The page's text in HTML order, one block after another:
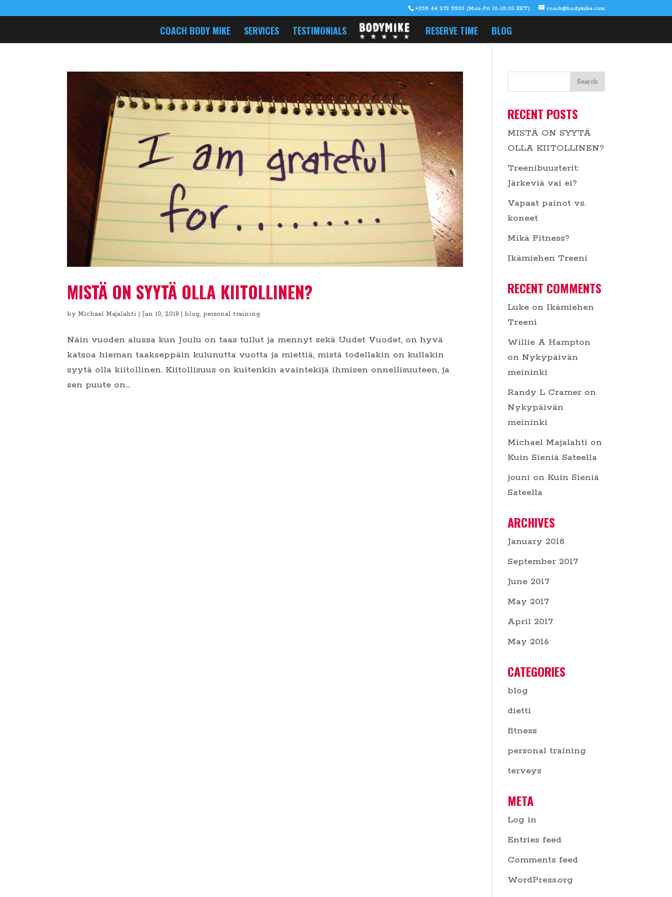
+358 44 273 5503 (Mon-Fri 10-18:00 EET) coach@bodymike.com
COACH BODY MIKE SERVICES TESTIMONIALS RESERVE TIME BLOG
MISTÄ ON SYYTÄ OLLA KIITOLLINEN?
by Michael Majalahti | Jan 10, 2018 | blog, personal training
Näin vuoden alussa kun Joulu on taas tullut ja mennyt sekä Uudet Vuodet, on hyvä
katsoa hieman taakseppäin kulunutta vuotta ja miettiä, mistä todellakin on kullakin
syytä olla kiitollinen. Kiitollisuus on kuitenkin avaintekijä ihmisen onnellisuuteen, ja
sen puute on...
RECENT POSTS
MISTÄ ON SYYTÄ
OLLA KIITOLLINEN?
Treenibuusterit:
Järkeviä vai ei?
Vapaat painot vs.
koneet
Mikä Fitness?
Ikämiehen Treeni
RECENT COMMENTS
Luke on Ikämiehen
Treeni
Willie A Hampton
on Nykypäivän
meininki
Randy L Cramer on
Nykypäivän
meininki
Michael Majalahti on
Kuin Sieniä Sateella
jouni on Kuin Sieniä
Sateella
ARCHIVES
January 2018
September 2017
June 2017
May 2017
April 2017
May 2016
CATEGORIES
blog
dietti
fitness
personal training
terveys
META
Log in
Entries feed
Comments feed
WordPress.org